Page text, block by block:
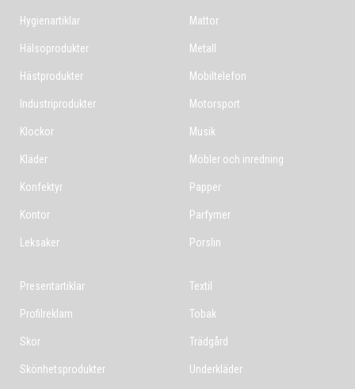
Hygienartiklar
Hälsoprodukter
Hästprodukter
Industriprodukter
Klockor
Kläder
Konfektyr
Kontor
Leksaker
Mattor
Metall
Mobiltelefon
Motorsport
Musik
Möbler och inredning
Papper
Parfymer
Porslin
Presentartiklar
Profilreklam
Skor
Skönhetsprodukter
Textil
Tobak
Trädgård
Underkläder